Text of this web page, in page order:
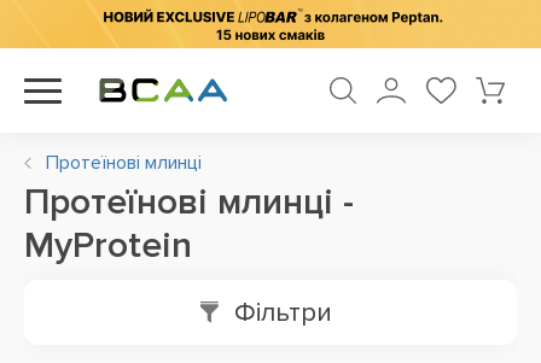
Протеїнові млинці
Протеїнові млинці -
MyProtein
Фільтри